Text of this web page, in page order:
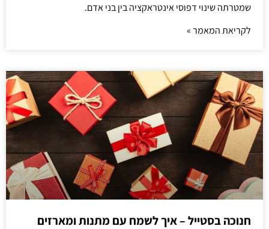
שמטרתה שינוי דפוסי אינטראקציה בין בני אדם.
לקריאת המאמר »
חנוכה בסטייל – איך לשמח עם מתנות ומארזים